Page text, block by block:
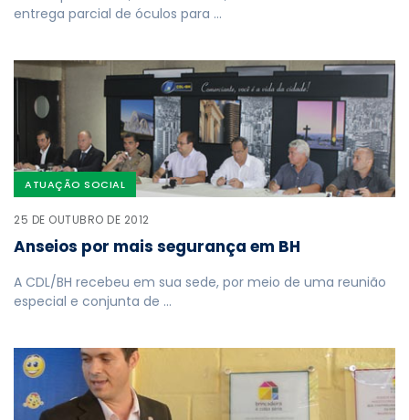
entrega parcial de óculos para …
ATUAÇÃO SOCIAL
25 DE OUTUBRO DE 2012
Anseios por mais segurança em BH
A CDL/BH recebeu em sua sede, por meio de uma reunião
especial e conjunta de …